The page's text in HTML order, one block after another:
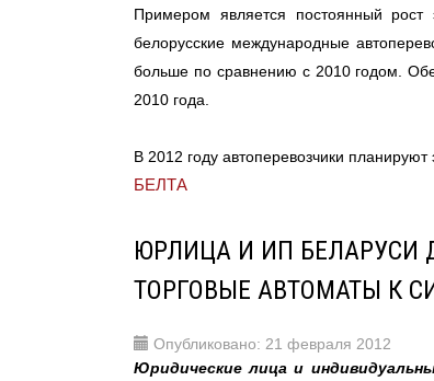
Примером является постоянный рост
белорусские международные
больше по сравнению с 2010 годом.
2010 года.
В 2012 году автоперевозчики
БЕЛТА
ЮРЛИЦА И ИП
ТОРГОВЫЕ АВТОМАТЫ К
Опубликовано: 21 февраля 2012
Юридические лица и